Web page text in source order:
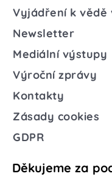
Vyjádření k vědě
Newsletter
Mediální výstupy
Výroční zprávy
Kontakty
Zásady cookies
GDPR
Děkujeme za